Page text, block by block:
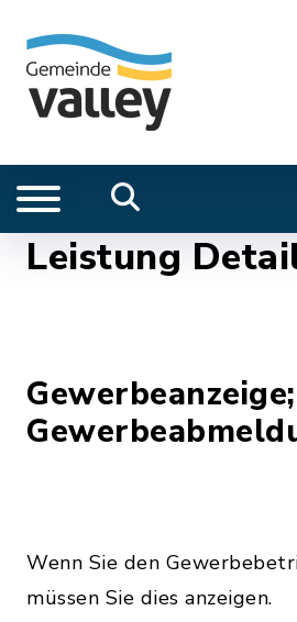
Leistung
Gewerbeanzeige;
Wenn Sie den
müssen Sie dies anzeigen.